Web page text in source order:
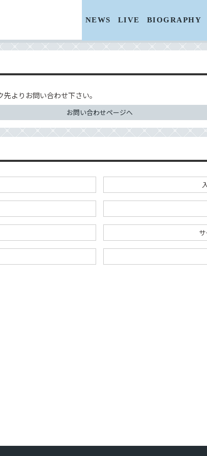
NEWS LIVE BIOGRAPHY
よりお問い合わせ下さい。
お問い合わせページへ